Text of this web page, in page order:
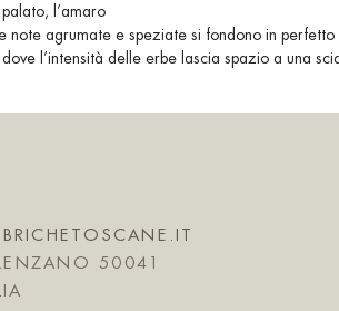
l’amaro
agrumate e speziate si fondono in perfetto
l’intensità delle erbe lascia spazio a una
50041